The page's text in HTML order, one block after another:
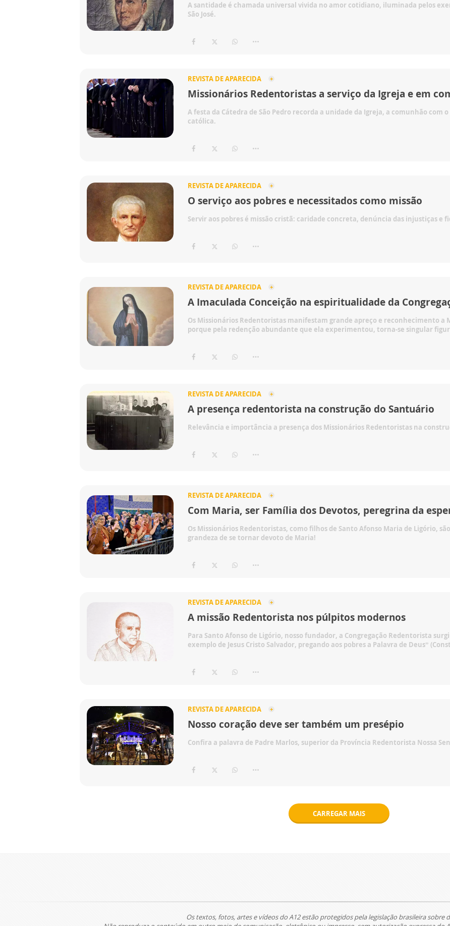
A santidade é chamada universal vivida no amor cotidiano, iluminada pelos
São José.
REVISTA DE APARECIDA
Missionários Redentoristas a serviço da Igreja e em
A festa da Cátedra de São Pedro recorda a unidade da Igreja, a comunhão com
católica.
REVISTA DE APARECIDA
O serviço aos pobres e necessitados como missão
Servir aos pobres é missão cristã: caridade concreta, denúncia das injustiças e
REVISTA DE APARECIDA
A Imaculada Conceição na espiritualidade da
Os Missionários Redentoristas manifestam grande apreço e reconhecimento a
porque pela redenção abundante que ela experimentou, torna-se singular
REVISTA DE APARECIDA
A presença redentorista na construção do Santuário
Relevância e importância a presença dos Missionários Redentoristas na
REVISTA DE APARECIDA
Com Maria, ser Família dos Devotos, peregrina da
Os Missionários Redentoristas, como filhos de Santo Afonso Maria de Ligório,
grandeza de se tornar devoto de Maria!
REVISTA DE APARECIDA
A missão Redentorista nos púlpitos modernos
Para Santo Afonso de Ligório, nosso fundador, a Congregação Redentorista
exemplo de Jesus Cristo Salvador, pregando aos pobres a Palavra de Deus”
REVISTA DE APARECIDA
Nosso coração deve ser também um presépio
Confira a palavra de Padre Marlos, superior da Província Redentorista Nossa
CARREGAR MAIS
Os textos, fotos, artes e vídeos do A12 estão protegidos pela legislação brasileira sobre